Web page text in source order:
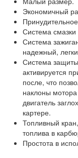
Экономичный
Система
Система
надежный,
Система
активируется
после, что
наклоны мотора
двигатель
картере.
Топливный
топлива в
Простота в